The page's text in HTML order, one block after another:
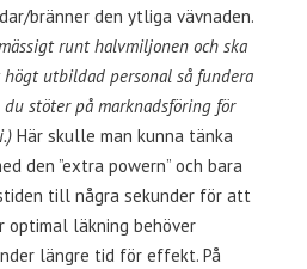
bränner den ytliga vävnaden.
runt halvmiljonen och ska
utbildad personal så fundera
stöter på marknadsföring för
Här skulle man kunna tänka
den ”extra powern” och bara
till några sekunder för att
optimal läkning behöver
längre tid för effekt. På